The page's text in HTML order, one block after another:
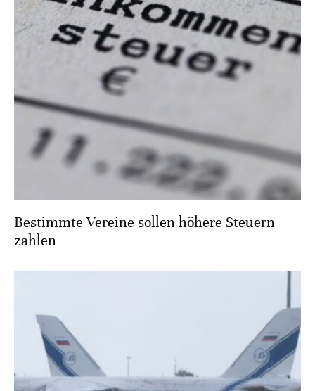
Bestimmte Vereine sollen höhere Steuern
zahlen